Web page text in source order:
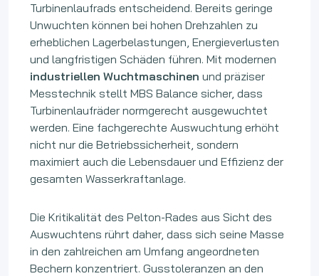
Turbinenlaufrads entscheidend. Bereits geringe
Unwuchten können bei hohen Drehzahlen zu
erheblichen Lagerbelastungen, Energieverlusten
und langfristigen Schäden führen. Mit modernen
industriellen Wuchtmaschinen und präziser
Messtechnik stellt MBS Balance sicher, dass
Turbinenlaufräder normgerecht ausgewuchtet
werden. Eine fachgerechte Auswuchtung erhöht
nicht nur die Betriebssicherheit, sondern
maximiert auch die Lebensdauer und Effizienz der
gesamten Wasserkraftanlage.
Die Kritikalität des Pelton-Rades aus Sicht des
Auswuchtens rührt daher, dass sich seine Masse
in den zahlreichen am Umfang angeordneten
Bechern konzentriert. Gusstoleranzen an den